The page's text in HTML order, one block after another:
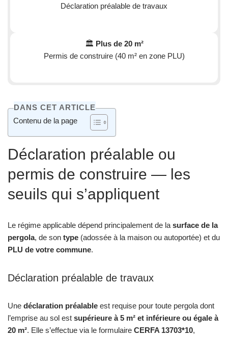
Déclaration préalable de travaux
🏛️ Plus de 20 m²
Permis de construire (40 m² en zone PLU)
DANS CET ARTICLE
Contenu de la page
Déclaration préalable ou
permis de construire — les
seuils qui s’appliquent
Le régime applicable dépend principalement de la surface de la
pergola, de son type (adossée à la maison ou autoportée) et du
PLU de votre commune.
Déclaration préalable de travaux
Une déclaration préalable est requise pour toute pergola dont
l’emprise au sol est supérieure à 5 m² et inférieure ou égale à
20 m². Elle s’effectue via le formulaire CERFA 13703*10,